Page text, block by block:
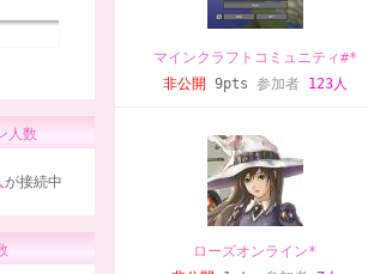
人数
が接続中
マインクラフトコミュニティ#*
非公開 9pts 参加者 123人
ローズオンライン*